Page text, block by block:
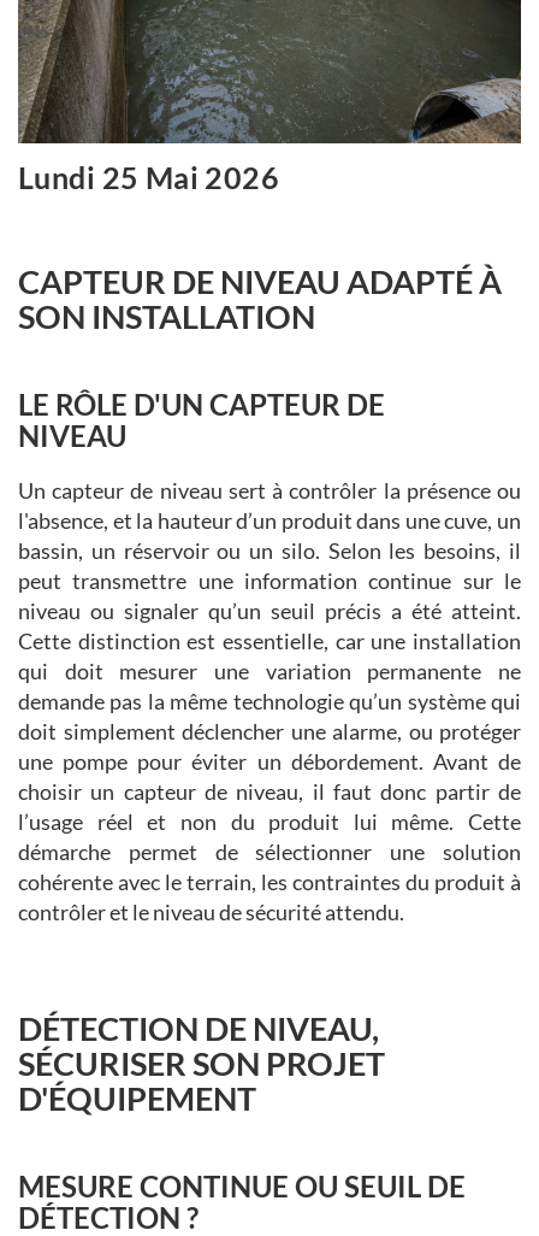
Lundi 25 Mai 2026
CAPTEUR DE NIVEAU ADAPTÉ À
SON INSTALLATION
LE RÔLE D'UN CAPTEUR DE
NIVEAU
Un capteur de niveau sert à contrôler la présence ou
l'absence, et la hauteur d’un produit dans une cuve, un
bassin, un réservoir ou un silo. Selon les besoins, il
peut transmettre une information continue sur le
niveau ou signaler qu’un seuil précis a été atteint.
Cette distinction est essentielle, car une installation
qui doit mesurer une variation permanente ne
demande pas la même technologie qu’un système qui
doit simplement déclencher une alarme, ou protéger
une pompe pour éviter un débordement. Avant de
choisir un capteur de niveau, il faut donc partir de
l’usage réel et non du produit lui même. Cette
démarche permet de sélectionner une solution
cohérente avec le terrain, les contraintes du produit à
contrôler et le niveau de sécurité attendu.
DÉTECTION DE NIVEAU,
SÉCURISER SON PROJET
D'ÉQUIPEMENT
MESURE CONTINUE OU SEUIL DE
DÉTECTION ?